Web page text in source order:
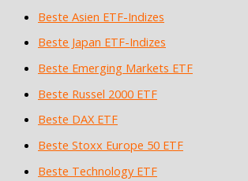
Beste Asien ETF-Indizes
Beste Japan ETF-Indizes
Beste Emerging Markets ETF
Beste Russel 2000 ETF
Beste DAX ETF
Beste Stoxx Europe 50 ETF
Beste Technology ETF